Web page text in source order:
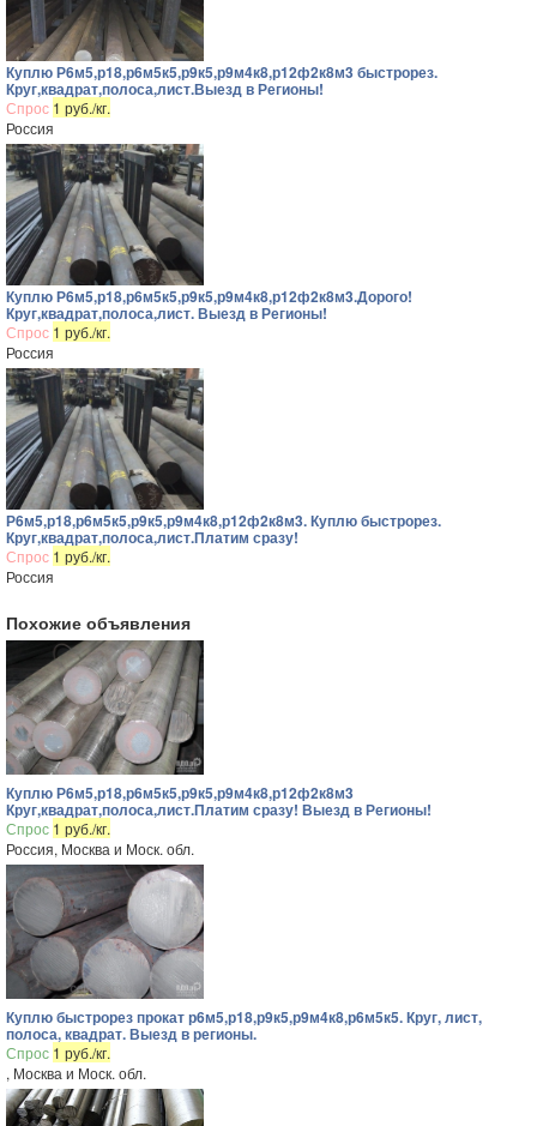
Куплю Р6м5,р18,р6м5к5,р9к5,р9м4к8,р12ф2к8м3 быстрорез.
Круг,квадрат,полоса,лист.Выезд в Регионы!
Спрос 1 руб./кг.
Россия
Куплю Р6м5,р18,р6м5к5,р9к5,р9м4к8,р12ф2к8м3.Дорого!
Круг,квадрат,полоса,лист. Выезд в Регионы!
Спрос 1 руб./кг.
Россия
Р6м5,р18,р6м5к5,р9к5,р9м4к8,р12ф2к8м3. Куплю быстрорез.
Круг,квадрат,полоса,лист.Платим сразу!
Спрос 1 руб./кг.
Россия
Похожие объявления
Куплю Р6м5,р18,р6м5к5,р9к5,р9м4к8,р12ф2к8м3
Круг,квадрат,полоса,лист.Платим сразу! Выезд в Регионы!
Спрос 1 руб./кг.
Россия, Москва и Моск. обл.
Куплю быстрорез прокат р6м5,р18,р9к5,р9м4к8,р6м5к5. Круг, лист,
полоса, квадрат. Выезд в регионы.
Спрос 1 руб./кг.
, Москва и Моск. обл.